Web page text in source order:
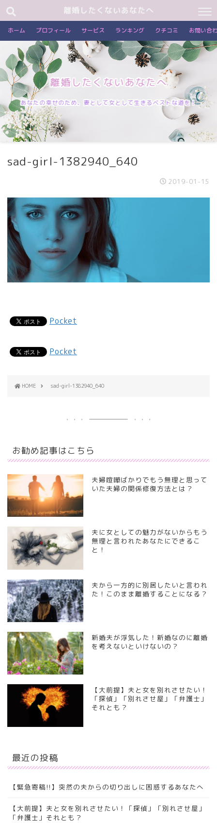
離婚したくないあなたへ
ホーム プロフィール サービス ランキング クチコミ お問い合
離婚したくないあなたへ
あなたの幸せのため、妻として女として生きるベストな道を！
sad-girl-1382940_640
2019-01-15
Pocket
Pocket
HOME sad-girl-1382940_640
お勧め記事はこちら
夫婦喧嘩ばかりでもう無理と思って
いた夫婦の関係修復方法とは？
夫に女としての魅力がないからもう
無理と言われたあなたにできるこ
と！
夫から一方的に別居したいと言われ
た！このまま離婚することになる？
新婚夫が浮気した！新婚なのに離婚
を考えないといけないの？
【大前提】夫と女を別れさせたい！
「探偵」「別れさせ屋」「弁護士」
それとも？
最近の投稿
【緊急寄稿!!】突然の夫からの切り出しに困惑するあなたへ
【大前提】夫と女を別れさせたい！「探偵」「別れさせ屋」
「弁護士」それとも？